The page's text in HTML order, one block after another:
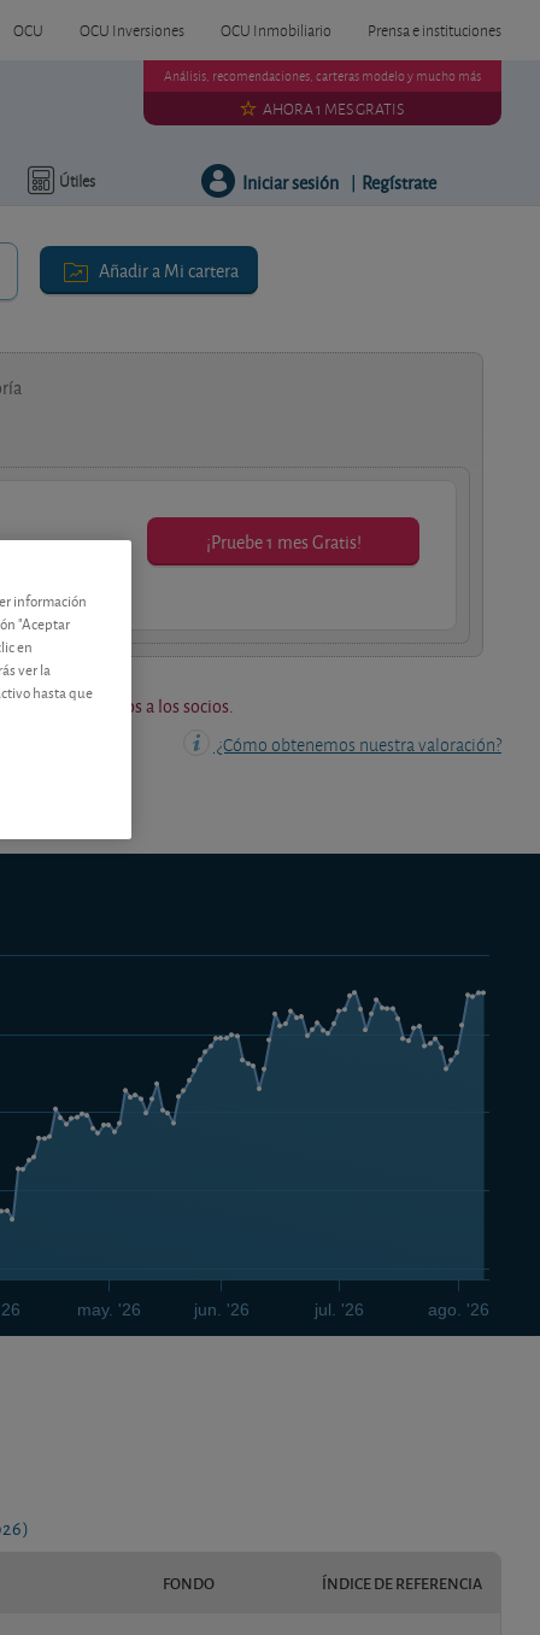
OCU OCU Inversiones OCU Inmobiliario Prensa e instituciones
Útiles
Análisis, recomendaciones, carteras modelo y mucho más
AHORA 1 MES GRATIS
Iniciar sesión | Regístrate
Añadir a Mi cartera
¡Pruebe 1 mes Gratis!
están reservados a los socios.
¿Cómo obtenemos nuestra valoración?
may. '26 jun. '26 jul. '26 ago. '26
FONDO ÍNDICE DE REFERENCIA
información
"Aceptar
en
ver la
hasta que